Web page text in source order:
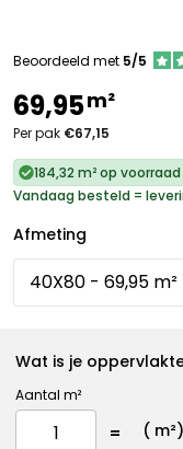
Beoordeeld met 5/5
69,95m²
Per pak €67,15
184,32 m² op voorraad
Vandaag besteld =
Afmeting
Wat is je
Aantal m²
( m²)